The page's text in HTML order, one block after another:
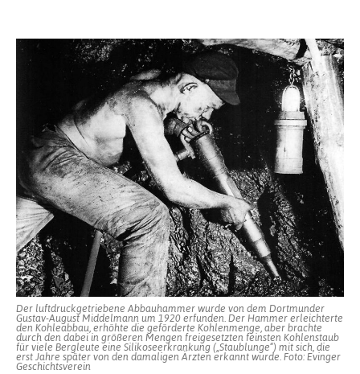
Der luftdruckgetriebene Abbauhammer wurde von dem Dortmunder
Gustav-August Middelmann um 1920 erfunden. Der Hammer erleichterte
den Kohleabbau, erhöhte die geförderte Kohlenmenge, aber brachte
durch den dabei in größeren Mengen freigesetzten feinsten Kohlenstaub
für viele Bergleute eine Silikoseerkrankung („Staublunge“) mit sich, die
erst Jahre später von den damaligen Ärzten erkannt wurde. Foto: Evinger
Geschichtsverein